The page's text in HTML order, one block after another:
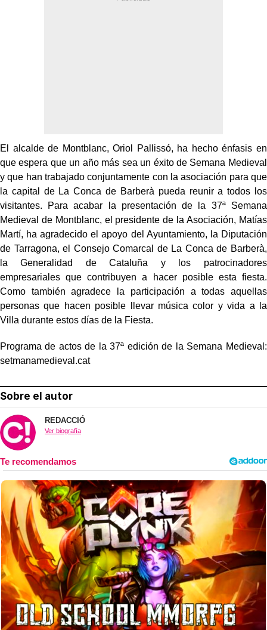
El alcalde de Montblanc, Oriol Pallissó, ha hecho énfasis en
que espera que un año más sea un éxito de Semana Medieval
y que han trabajado conjuntamente con la asociación para que
la capital de La Conca de Barberà pueda reunir a todos los
visitantes. Para acabar la presentación de la 37ª Semana
Medieval de Montblanc, el presidente de la Asociación, Matías
Martí, ha agradecido el apoyo del Ayuntamiento, la Diputación
de Tarragona, el Consejo Comarcal de La Conca de Barberà,
la Generalidad de Cataluña y los patrocinadores
empresariales que contribuyen a hacer posible esta fiesta.
Como también agradece la participación a todas aquellas
personas que hacen posible llevar música color y vida a la
Villa durante estos días de la Fiesta.
Programa de actos de la 37ª edición de la Semana Medieval:
setmanamedieval.cat
Sobre el autor
REDACCIÓ
Ver biografía